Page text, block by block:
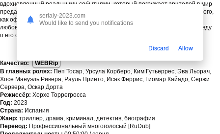
вдохновленный реальными событиями, который погружает зрителей в мир
предательства, мести и беспощадной борьбы с преступностью. После того,
как офицер полиции был убит и сожжен, двое его коллег - девушка и ее
любовник, - начинают собственное расследование, чтобы раскрыть правду
о его смерти.
Качество:
WEBRip
В главных ролях: Пеп Тосар, Урсула Корберо, Ким Гутьеррес, Эва Льорач,
Хосе Мануэль Ривера, Рауль Прието, Исак Феррис, Гиомар Кайадо, Сержи
Сервера, Оскар Дорта
Режиссёр: Хорхе Торрегросса
Год: 2023
Страна: Испания
Жанр: триллер, драма, криминал, детектив, биография
Перевод: Профессиональный многоголосый [RuDub]
serialy-2023.com
Would like to send you notifications
Discard Allow